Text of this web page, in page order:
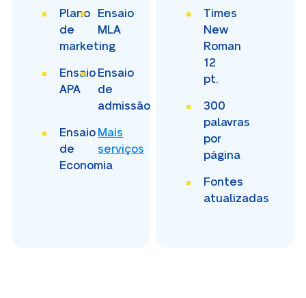
Plano
de
marketing
Ensaio
MLA
Ensaio
APA
Ensaio
de
admissão
Ensaio
de
Economia
Mais
serviços
Times
New
Roman
12
pt.
300
palavras
por
página
Fontes
atualizadas